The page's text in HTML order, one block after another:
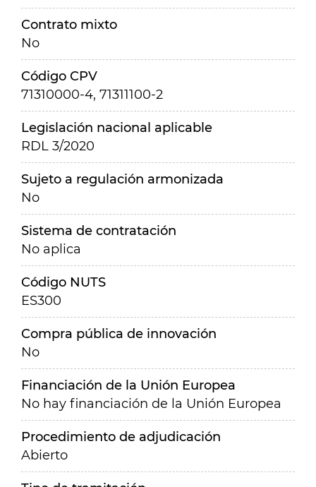
Contrato mixto
No
Código CPV
71310000-4, 71311100-2
Legislación nacional aplicable
RDL 3/2020
Sujeto a regulación armonizada
No
Sistema de contratación
No aplica
Código NUTS
ES300
Compra pública de innovación
No
Financiación de la Unión Europea
No hay financiación de la Unión Europea
Procedimiento de adjudicación
Abierto